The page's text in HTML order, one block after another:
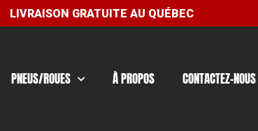
PNEUS/ROUES À PROPOS CONTACTEZ-NOUS